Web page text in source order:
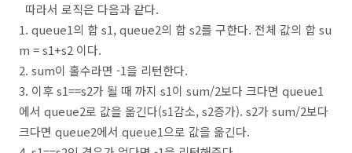
따라서 로직은 다음과 같다.
1. queue1의 합 s1, queue2의 합 s2를 구한다. 전체 값의 합 su
m = s1+s2 이다.
2. sum이 홀수라면 -1을 리턴한다.
3. 이후 s1==s2가 될 때 까지 s1이 sum/2보다 크다면 queue1
에서 queue2로 값을 옮긴다(s1감소, s2증가). s2가 sum/2보다
크다면 queue2에서 queue1으로 값을 옮긴다.